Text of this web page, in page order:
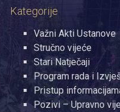
Kategorije
Važni Akti Ustanove
Stručno vijeće
Stari Natječaji
Program rada i
Pristup
Pozivi – Upravno